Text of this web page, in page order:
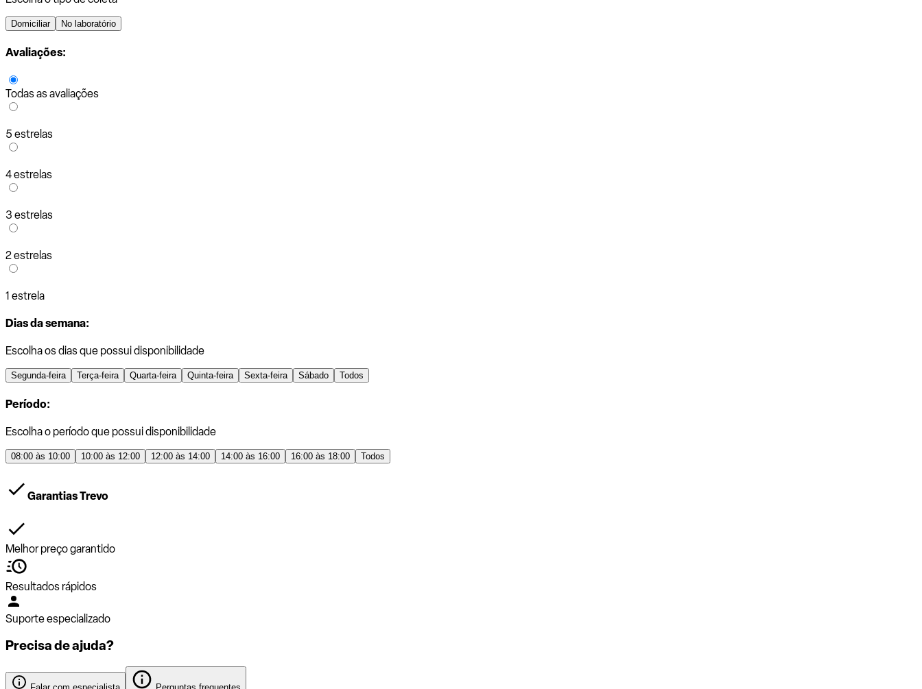
Domiciliar No laboratório
Avaliações:
Todas as avaliações
5 estrelas
4 estrelas
3 estrelas
2 estrelas
1 estrela
Dias da semana:
Escolha os dias que possui disponibilidade
Segunda-feira Terça-feira Quarta-feira Quinta-feira Sexta-feira Sábado Todos
Período:
Escolha o período que possui disponibilidade
08:00 às 10:00 10:00 às 12:00 12:00 às 14:00 14:00 às 16:00 16:00 às 18:00 Todos
Garantias Trevo
Melhor preço garantido
Resultados rápidos
Suporte especializado
Precisa de ajuda?